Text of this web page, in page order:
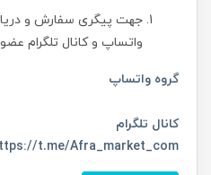
جهت پیگری سفارش و
واتساپ و کانال تلگرام
گروه واتساپ
کانال تلگرام
t.me/Afra_market_com